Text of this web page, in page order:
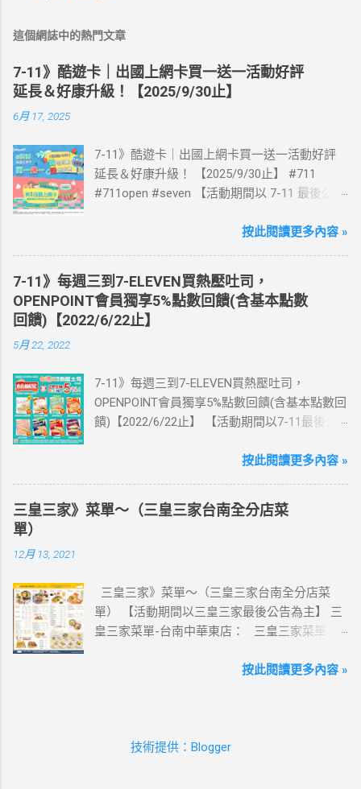
這個網誌中的熱門文章
7-11》酷遊卡｜出國上網卡買一送一活動好評
延長＆好康升級！【2025/9/30止】
6月 17, 2025
7-11》酷遊卡｜出國上網卡買一送一活動好評
延長＆好康升級！ 【2025/9/30止】 #711
#711open #seven 【活動期間以 7-11 最後公告
國上網卡 方便、快速、享買一送一優惠！ > 實
送王品集團300元即享券。 (出國開通啟用後回
活動網站登錄 【點我登錄】 ) > eSIM出國上網
卡：好康升級！購買eSIM「吃到飽」方案；即
送同天數「吃到飽」方案。 (例：買1張日本5天
來超商買省錢又方便💰 ·活動詳情：好康優惠看
這邊 【點我看好康優惠】 ·eSIM ibon 購買教學
【點我觀看教學】 📲 全球上網首選，速度穩
澳、美國、菲律賓、歐洲、土耳其 熱門地區通
通有 📲 立即取卡免等待超便利 ✈️ 180天彈性開
通不怕過期 🧳 一人買兩人用，享受出國網路自
由~~eSIM吃到飽買一送一 eSIM適用機型： ※
字，表示您的手機支援 eSIM 功能。 ●不支援鎖
卡機、平板、電信業者客製機、網路分享器、
中國大陸銷售的 iPhone手機。 【Apple】（執
2.iPhone 15 3.iPhone 14 4.iPhone 13 5.iPhone
2.Pixel 6a、Pixel 6 Pro、Pixel 6 3.Pixel 5 4.Pixel
按此閱讀更多內容 »
7-11》每週三到7-ELEVEN買熱壓吐司，
OPENPOINT會員獨享5%點數回饋(含基本點數
回饋)【2022/6/22止】
5月 22, 2022
7-11》每週三到7-ELEVEN買熱壓吐司，
OPENPOINT會員獨享5%點數回饋(含基本點數回
饋)【2022/6/22止】 【活動期間以7-11最後公
111/5/4~6/22 每週三到7-ELEVEN買熱壓吐司
饋) 【販售門市查詢】
https://emap.pcsc.com.tw/emap.aspx# 小編推
台式傳統口味~好評回購 注意事項 1.本優惠不得
與其他優惠並行。商品數量以各門市實際可販
售數量為準。 2.活動期間OPENPOINT會員需報
icash2.0二代卡(含聯名卡)或OPEN錢包(含
動優惠。 3.本活動不適用隨取卡、咖啡卡、商
按此閱讀更多內容 »
三皇三家》菜單～（三皇三家台南全分店菜
單）
12月 13, 2021
三皇三家》菜單～（三皇三家台南全分店菜
單） 【活動期間以三皇三家最後公告為主】 三
皇三家菜單-台南中華東店： 三皇三家菜單-台
皇三家菜單-歸仁店： 三皇三家菜單-永康愛買
灣優惠券大全》省錢大作戰》首頁 3皇3家 , 台
按此閱讀更多內容 »
技術提供：Blogger